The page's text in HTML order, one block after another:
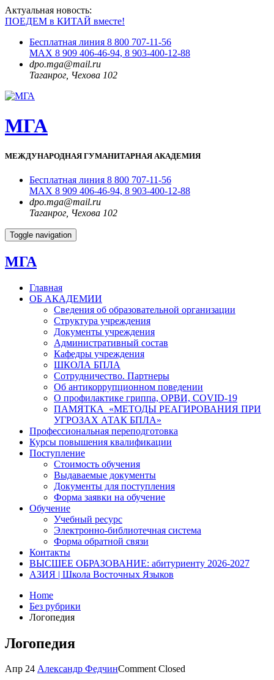
Актуальная новость:
ПОЕДЕМ в КИТАЙ вместе!
Бесплатная линия 8 800 707-11-56
MAX 8 909 406-46-94, 8 903-400-12-88
dpo.mga@mail.ru
Таганрог, Чехова 102
МГА
МЕЖДУНАРОДНАЯ ГУМАНИТАРНАЯ АКАДЕМИЯ
Бесплатная линия 8 800 707-11-56
MAX 8 909 406-46-94, 8 903-400-12-88
dpo.mga@mail.ru
Таганрог, Чехова 102
Toggle navigation
МГА
Главная
ОБ АКАДЕМИИ
Сведения об образовательной организации
Структура учреждения
Документы учреждения
Административный состав
Кафедры учреждения
ШКОЛА БПЛА
Сотрудничество. Партнеры
Об антикоррупционном поведении
О профилактике гриппа, ОРВИ, COVID-19
ПАМЯТКА «МЕТОДЫ РЕАГИРОВАНИЯ ПРИ
УГРОЗАХ АТАК БПЛА»
Профессиональная переподготовка
Курсы повышения квалификации
Поступление
Стоимость обучения
Выдаваемые документы
Документы для поступления
Форма заявки на обучение
Обучение
Учебный ресурс
Электронно-библиотечная система
Форма обратной связи
Контакты
ВЫСШЕЕ ОБРАЗОВАНИЕ: абитуриенту 2026-2027
АЗИЯ | Школа Восточных Языков
Home
Без рубрики
Логопедия
Логопедия
Апр 24 Александр ФедчинComment Closed